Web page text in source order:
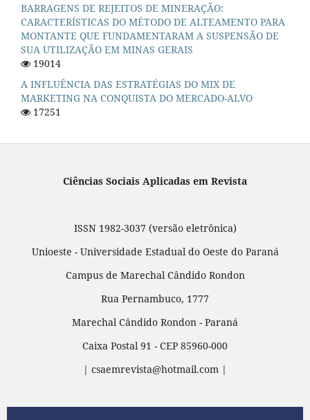
BARRAGENS DE REJEITOS DE MINERAÇÃO:
CARACTERÍSTICAS DO MÉTODO DE ALTEAMENTO PARA
MONTANTE QUE FUNDAMENTARAM A SUSPENSÃO DE
SUA UTILIZAÇÃO EM MINAS GERAIS
19014
A INFLUÊNCIA DAS ESTRATÉGIAS DO MIX DE
MARKETING NA CONQUISTA DO MERCADO-ALVO
17251
Ciências Sociais Aplicadas em Revista
ISSN 1982-3037 (versão eletrônica)
Unioeste - Universidade Estadual do Oeste do Paraná
Campus de Marechal Cândido Rondon
Rua Pernambuco, 1777
Marechal Cândido Rondon - Paraná
Caixa Postal 91 - CEP 85960-000
| csaemrevista@hotmail.com |